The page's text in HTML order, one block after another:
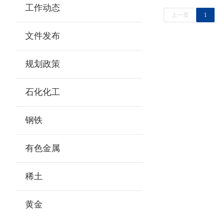
工作动态
文件发布
规划政策
石化化工
钢铁
有色金属
稀土
黄金
上一页 1